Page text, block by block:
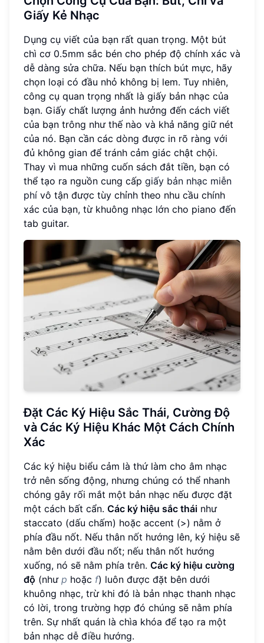
Giấy Kẻ Nhạc
Dụng cụ viết của bạn rất quan trọng. Một bút
chì cơ 0.5mm sắc bén cho phép độ chính xác và
dễ dàng sửa chữa. Nếu bạn thích bút mực, hãy
chọn loại có đầu nhỏ không bị lem. Tuy nhiên,
công cụ quan trọng nhất là giấy bản nhạc của
bạn. Giấy chất lượng ảnh hưởng đến cách viết
của bạn trông như thế nào và khả năng giữ nét
của nó. Bạn cần các dòng được in rõ ràng với
đủ không gian để tránh cảm giác chật chội.
Thay vì mua những cuốn sách đắt tiền, bạn có
thể tạo ra nguồn cung cấp giấy bản nhạc miễn
phí vô tận được tùy chỉnh theo nhu cầu chính
xác của bạn, từ khuông nhạc lớn cho piano đến
tab guitar.
Đặt Các Ký Hiệu Sắc Thái, Cường Độ
và Các Ký Hiệu Khác Một Cách Chính
Xác
Các ký hiệu biểu cảm là thứ làm cho âm nhạc
trở nên sống động, nhưng chúng có thể nhanh
chóng gây rối mắt một bản nhạc nếu được đặt
một cách bất cẩn. Các ký hiệu sắc thái như
staccato (dấu chấm) hoặc accent (>) nằm ở
phía đầu nốt. Nếu thân nốt hướng lên, ký hiệu sẽ
nằm bên dưới đầu nốt; nếu thân nốt hướng
xuống, nó sẽ nằm phía trên. Các ký hiệu cường
độ (như p hoặc f) luôn được đặt bên dưới
khuông nhạc, trừ khi đó là bản nhạc thanh nhạc
có lời, trong trường hợp đó chúng sẽ nằm phía
trên. Sự nhất quán là chìa khóa để tạo ra một
bản nhạc dễ điều hướng.